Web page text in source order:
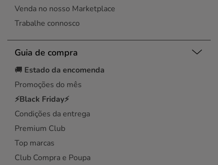
Venda no nosso Marketplace
Trabalhe connosco
Guia de compra
🚚 Estado da encomenda
Promoções do mês
⚡Black Friday⚡
Condições da entrega
Premium Club
Top marcas
Club Compra e Poupa